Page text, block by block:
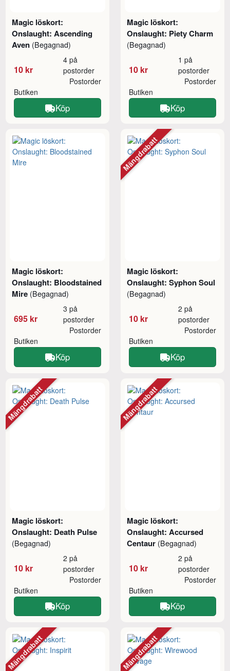
Magic löskort:
Onslaught: Ascending
Aven (Begagnad)
10 kr
4 på
postorder
Butiken
Postorder
Köp
Magic löskort:
Onslaught: Piety Charm
(Begagnad)
10 kr
1 på
postorder
Butiken
Postorder
Köp
Magic löskort:
Onslaught: Bloodstained
Mire (Begagnad)
695 kr
3 på
postorder
Butiken
Postorder
Köp
Magic löskort:
Onslaught: Syphon Soul
(Begagnad)
10 kr
2 på
postorder
Butiken
Postorder
Köp
Mängdrabatt
Magic löskort:
Onslaught: Death Pulse
(Begagnad)
10 kr
2 på
postorder
Butiken
Postorder
Köp
Mängdrabatt
Magic löskort:
Onslaught: Accursed
Centaur (Begagnad)
10 kr
2 på
postorder
Butiken
Postorder
Köp
Mängdrabatt
Mängdrabatt Mängdrabatt